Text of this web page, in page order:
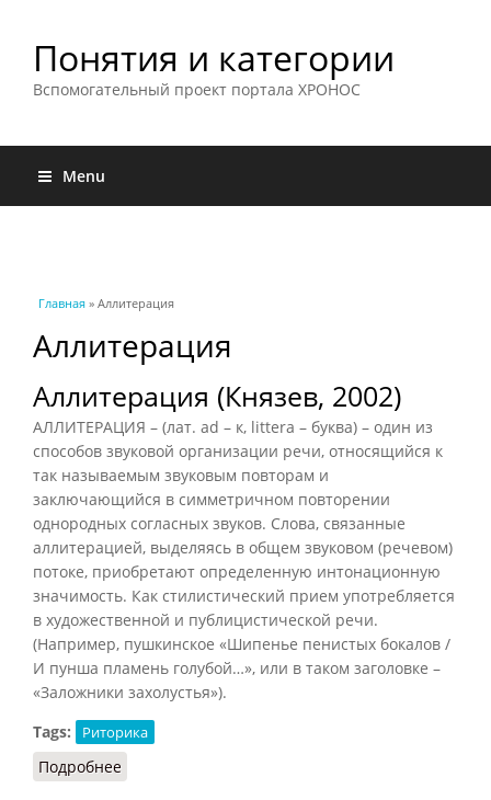
Понятия и категории
Вспомогательный проект портала ХРОНОС
Menu
Вы здесь
Главная » Аллитерация
Аллитерация
Аллитерация (Князев, 2002)
АЛЛИТЕРАЦИЯ – (лат. ad – к, littera – буква) – один из
способов звуковой организации речи, относящийся к
так называемым звуковым повторам и
заключающийся в симметричном повторении
однородных согласных звуков. Слова, связанные
аллитерацией, выделяясь в общем звуковом (речевом)
потоке, приобретают определенную интонационную
значимость. Как стилистический прием употребляется
в художественной и публицистической речи.
(Например, пушкинское «Шипенье пенистых бокалов /
И пунша пламень голубой…», или в таком заголовке –
«Заложники захолустья»).
Tags:
Риторика
Подробнее